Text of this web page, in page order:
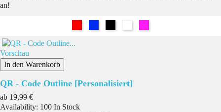
an!
Vorschau
In den Warenkorb
QR - Code Outline [Personalisiert]
ab Preis
19,99 €
Availability: 100 In Stock